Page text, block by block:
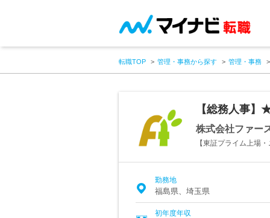
転職TOP 管理・事務から探す 管理・事務
【総務人事
株式会社ファー
【東証プライム上場
勤務地
福島県、埼玉県
初年度年収